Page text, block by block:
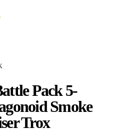
Pack 5-
Smoke
Trox